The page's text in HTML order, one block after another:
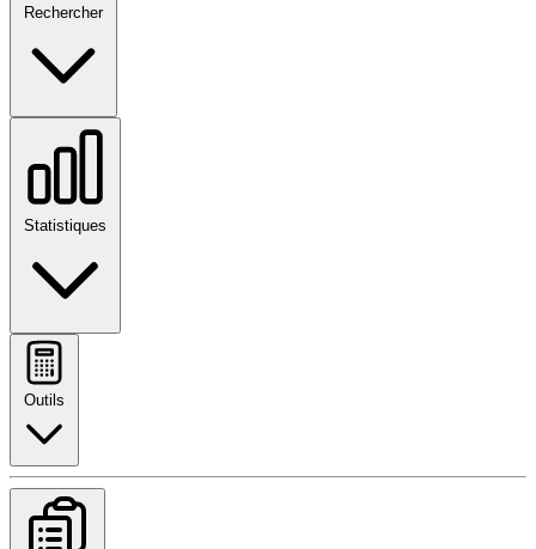
Rechercher
Statistiques
Outils